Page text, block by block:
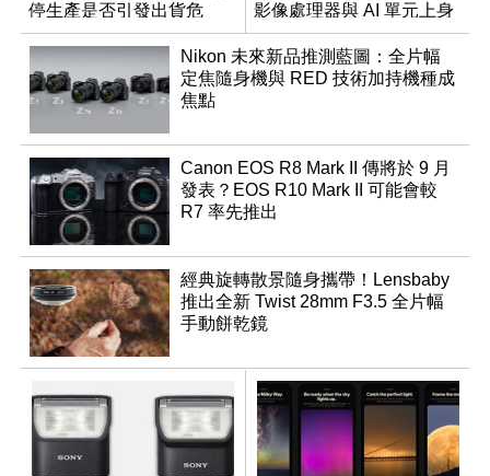
停生產是否引發出貨危
機？
影像處理器與 AI 單元上身
Nikon 未來新品推測藍圖：全片幅
定焦隨身機與 RED 技術加持機種成
焦點
Canon EOS R8 Mark II 傳將於 9 月
發表？EOS R10 Mark II 可能會較
R7 率先推出
經典旋轉散景隨身攜帶！Lensbaby
推出全新 Twist 28mm F3.5 全片幅
手動餅乾鏡